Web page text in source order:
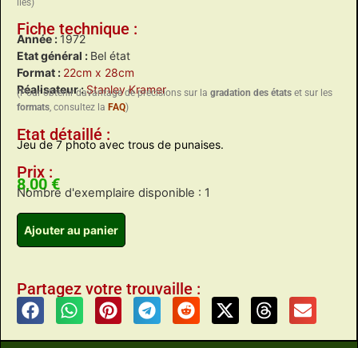
liés)
Fiche technique :
Année : 1972
Etat général : Bel état
Format : 22cm x 28cm
Réalisateur :Stanley Kramer
(Pour obtenir davantage de précisions sur la gradation des états et sur les
formats, consultez la FAQ)
Etat détaillé :
Jeu de 7 photo avec trous de punaises.
Prix :
8,00€
Nombre d'exemplaire disponible : 1
Ajouter au panier
Partagez votre trouvaille :